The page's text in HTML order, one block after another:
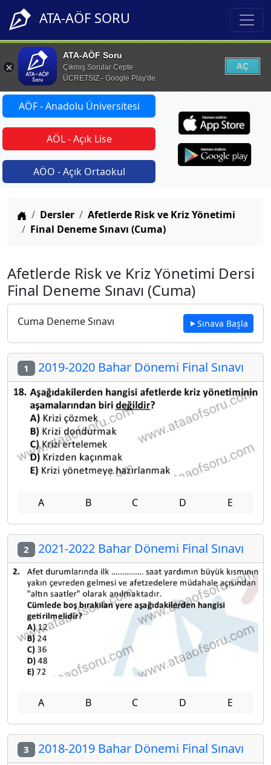
ATA-AÖF SORU
ATA-AÖF Soru
Çıkmış Sorular Cepte
ÜCRETSİZ - Google Play'de
AÇ
AÖF - Anadolu Üniversitesi
AÖL - Açık Lise
AÖO - Açık Ortaokul
Anasayfa
Dersler
Afetlerde Risk ve Kriz Yönetimi
Final Deneme Sınavı (Cuma)
Afetlerde Risk ve Kriz Yönetimi Dersi
Final Deneme Sınavı (Cuma)
Cuma Deneme Sınavı Sınava Başla
1 2019-2020 Bahar Dönemi Final Sınavı
A B C D E
2 2021-2022 Bahar Dönemi Final Sınavı
A B C D E
3 2018-2019 Bahar Dönemi Final Sınavı